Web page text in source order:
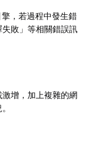
，若過程中發生錯
敗」等相關錯誤訊
增，加上複雜的網